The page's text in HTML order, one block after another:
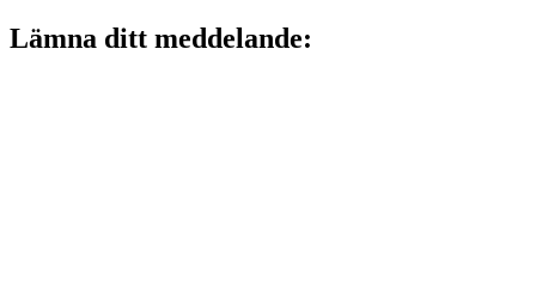
Lämna ditt meddelande: